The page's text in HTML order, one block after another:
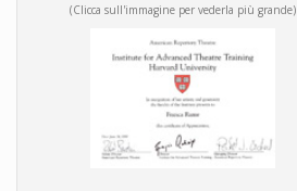
(Clicca sull'immagine per vederla più grande)